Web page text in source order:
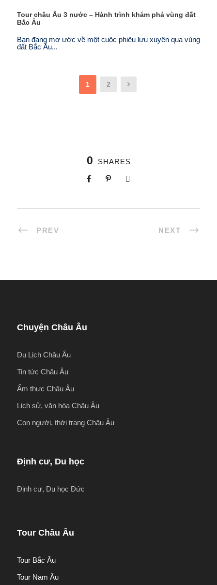
Tour châu Âu 3 nước – Hành trình khám phá vùng đất
Bắc Âu
Bạn đang mơ ước về một cuộc phiêu lưu xuyên qua vùng
đất Bắc Âu...
1 2
0 SHARES
PREV NEXT
Chuyện Châu Âu
Du Lịch Châu Âu
Tin tức Châu Âu
Ẩm thực Châu Âu
Lịch sử, văn hóa Châu Âu
Con người, thời trang Châu Âu
Định cư, Du học
Định cư, Du học Đức
Tour Châu Âu
Tour Bắc Âu
Tour Nam Âu